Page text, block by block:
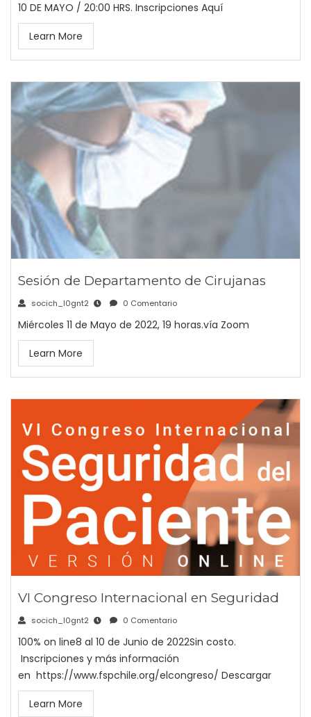
10 DE MAYO / 20:00 HRS. Inscripciones Aquí
Learn More
Sesión de Departamento de Cirujanas
socich_l0gnt2 0 Comentario
Miércoles 11 de Mayo de 2022, 19 horas.vía Zoom
Learn More
VI Congreso Internacional en Seguridad
socich_l0gnt2 0 Comentario
100% on line8 al 10 de Junio de 2022Sin costo.
Inscripciones y más información
en https://www.fspchile.org/elcongreso/ Descargar
Learn More